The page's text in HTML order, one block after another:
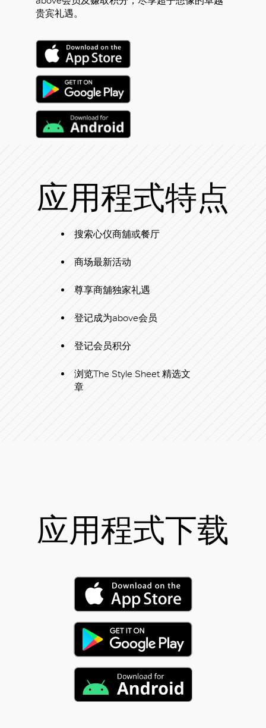
贵宾礼遇。
应用程式特点
搜索心仪商舖或餐厅
商场最新活动
尊享商舖独家礼遇
登记成为above会员
登记会员积分
浏览The Style Sheet 精选文
章
应用程式下载
好